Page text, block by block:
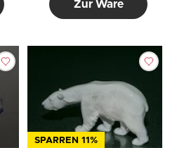
Zur Ware
SPARREN 11%